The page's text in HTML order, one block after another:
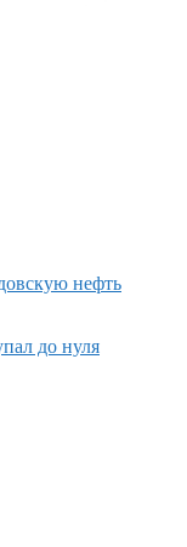
нефть
до нуля